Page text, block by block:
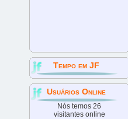
Tempo em JF
Usuários Online
Nós temos 26
visitantes online